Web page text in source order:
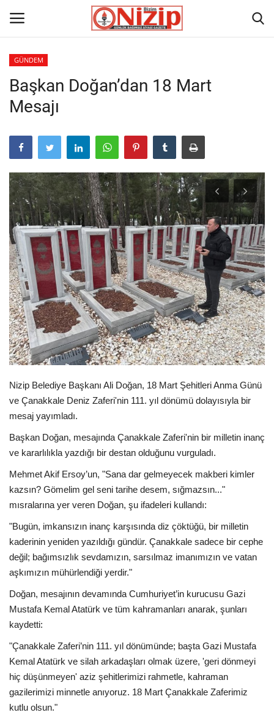
Ana
GÜNDEM
Gazete
Asayiş
Ulusalhaber
Siyaset
Ekonomi
Spor
SAĞLIK
EĞİTİM
Resmiilan
GÜNDEM
Başkan Doğan’dan 18 Mart
Mesajı
​Nizip Belediye Başkanı Ali Doğan, 18 Mart Şehitleri Anma Günü
ve Çanakkale Deniz Zaferi'nin 111. yıl dönümü dolayısıyla bir
mesaj yayımladı.
​Başkan Doğan, mesajında Çanakkale Zaferi'nin bir milletin inanç
ve kararlılıkla yazdığı bir destan olduğunu vurguladı.
Mehmet Akif Ersoy’un, "Sana dar gelmeyecek makberi kimler
kazsın? Gömelim gel seni tarihe desem, sığmazsın..."
mısralarına yer veren Doğan, şu ifadeleri kullandı:
​"Bugün, imkansızın inanç karşısında diz çöktüğü, bir milletin
kaderinin yeniden yazıldığı gündür. Çanakkale sadece bir cephe
değil; bağımsızlık sevdamızın, sarsılmaz imanımızın ve vatan
aşkımızın mühürlendiği yerdir."
​Doğan, mesajının devamında Cumhuriyet’in kurucusu Gazi
Mustafa Kemal Atatürk ve tüm kahramanları anarak, şunları
kaydetti:
​"Çanakkale Zaferi’nin 111. yıl dönümünde; başta Gazi Mustafa
Kemal Atatürk ve silah arkadaşları olmak üzere, 'geri dönmeyi
hiç düşünmeyen' aziz şehitlerimizi rahmetle, kahraman
gazilerimizi minnetle anıyoruz. 18 Mart Çanakkale Zaferimiz
kutlu olsun."